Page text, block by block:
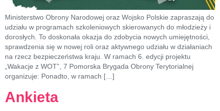
Ministerstwo Obrony Narodowej oraz Wojsko Polskie zapraszają do
udziału w programach szkoleniowych skierowanych do młodzieży i
dorosłych. To doskonała okazja do zdobycia nowych umiejętności,
sprawdzenia się w nowej roli oraz aktywnego udziału w działaniach
na rzecz bezpieczeństwa kraju. W ramach 6. edycji projektu
„Wakacje z WOT”, 7 Pomorska Brygada Obrony Terytorialnej
organizuje: Ponadto, w ramach […]
Ankieta